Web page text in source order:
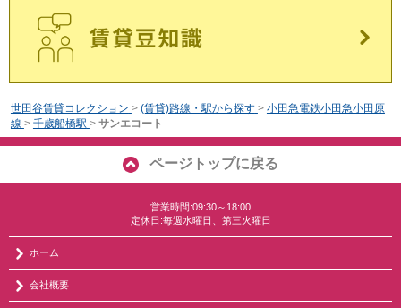
世田谷賃貸コレクション > (賃貸)路線・駅から探す > 小田急電鉄小田急小田原
線 > 千歳船橋駅 > サンエコート
ページトップに戻る
営業時間:09:30～18:00
定休日:毎週水曜日、第三火曜日
ホーム
会社概要